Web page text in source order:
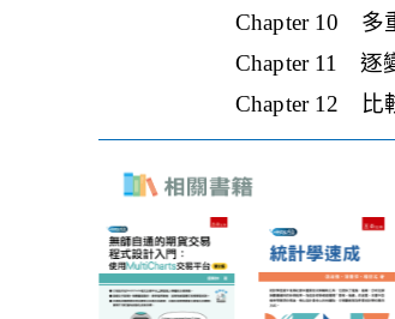
Chapter 10 多
Chapter 11 逐
Chapter 12 比